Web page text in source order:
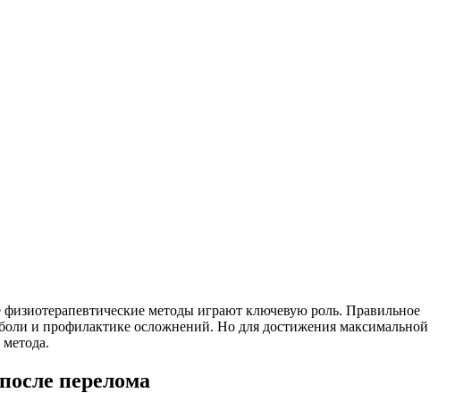
методы играют ключевую роль. Правильное
и профилактике осложнений. Но для достижения максимальной
перелома